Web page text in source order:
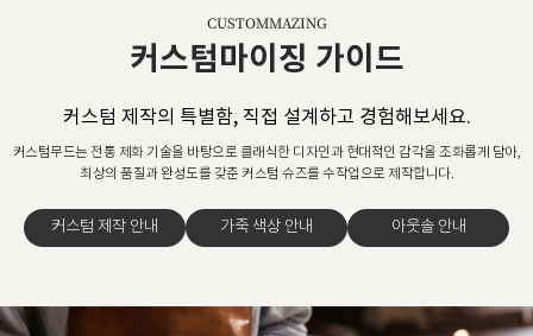
CUSTOMMAZING
커스텀마이징 가이드
커스텀 제작의 특별함, 직접 설계하고 경험해보세요.
커스텀무드는 전통 제화 기술을 바탕으로 클래식한 디자인과 현대적인 감각을 조화롭게 담아,
최상의 품질과 완성도를 갖춘 커스텀 슈즈를 수작업으로 제작합니다.
커스텀 제작 안내 가죽 색상 안내 아웃솔 안내